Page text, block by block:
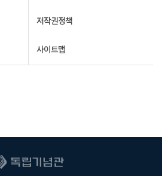
저작권정책
사이트맵